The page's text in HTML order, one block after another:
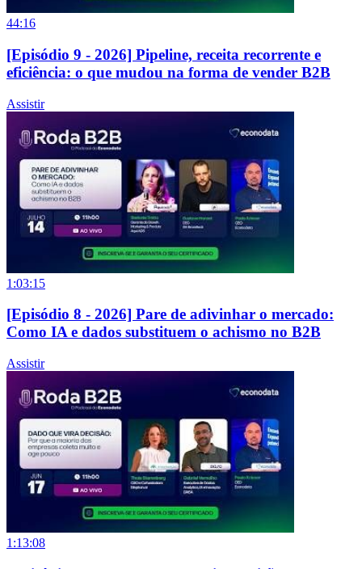
44:16
[Episódio 9 - 2026] Pipeline, receita recorrente e
eficiência: o que mudou na forma de vender B2B
Assistir
1:03:15
[Episódio 8 - 2026] Pare de adivinhar o mercado:
Como IA e dados substituem o achismo no B2B
Assistir
1:13:08